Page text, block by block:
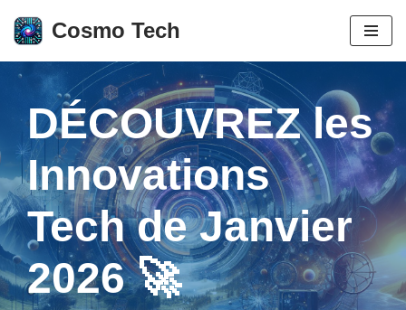
Aller
au
contenu
Cosmo Tech
DÉCOUVREZ les
Innovations
Tech de Janvier
2026 🚀